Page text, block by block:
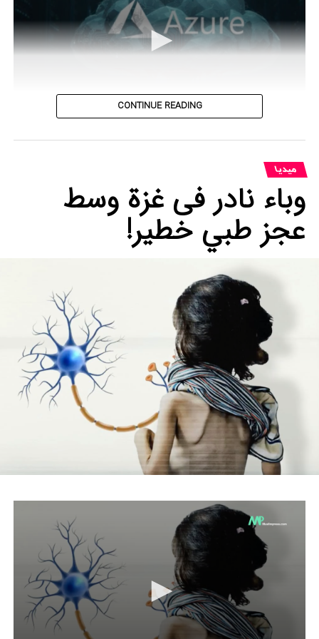
0
CONTINUE READING
میدیا
وباء نادر فى غزة وسط
عجز طبي خطير!